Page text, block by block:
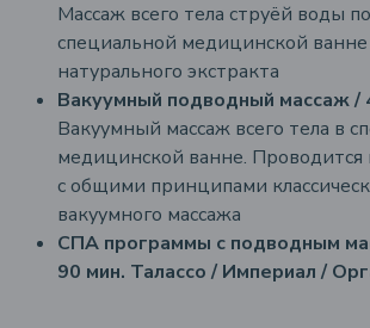
Массаж всего тела струёй воды
специальной медицинской
натурального экстракта
Вакуумный подводный массаж /
Вакуумный массаж всего тела в
медицинской ванне. Проводится
с общими принципами
вакуумного массажа
СПА программы с подводным
90 мин. Талассо / Империал /